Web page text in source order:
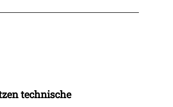
technische